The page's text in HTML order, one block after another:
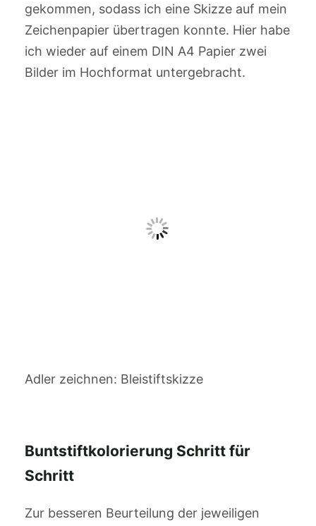
gekommen, sodass ich eine Skizze auf mein
Zeichenpapier übertragen konnte. Hier habe
ich wieder auf einem DIN A4 Papier zwei
Bilder im Hochformat untergebracht.
Adler zeichnen: Bleistiftskizze
Buntstiftkolorierung Schritt für
Schritt
Zur besseren Beurteilung der jeweiligen